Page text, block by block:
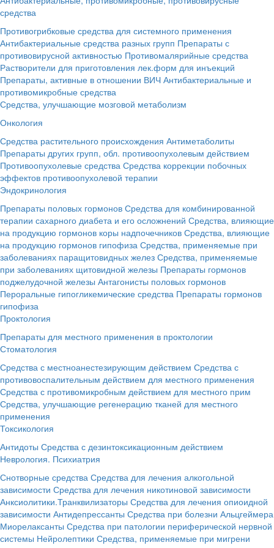
средства
Противогрибковые средства для системного применения
Антибактериальные средства разных групп Препараты с
противовирусной активностью Противомалярийные средства
Растворители для приготовления лек.форм для инъекций
Препараты, активные в отношении ВИЧ Антибактериальные и
противомикробные средства
Средства, улучшающие мозговой метаболизм
Онкология
Средства растительного происхождения Антиметаболиты
Препараты других групп, обл. противоопухолевым действием
Противоопухолевые средства Средства коррекции побочных
эффектов противоопухолевой терапии
Эндокринология
Препараты половых гормонов Средства для комбинированной
терапии сахарного диабета и его осложнений Средства, влияющие
на продукцию гормонов коры надпочечников Средства, влияющие
на продукцию гормонов гипофиза Средства, применяемые при
заболеваниях паращитовидных желез Средства, применяемые
при заболеваниях щитовидной железы Препараты гормонов
поджелудочной железы Антагонисты половых гормонов
Пероральные гипогликемические средства Препараты гормонов
гипофиза
Проктология
Препараты для местного применения в проктологии
Стоматология
Средства с местноанестезирующим действием Средства с
противовоспалительным действием для местного применения
Средства с противомикробным действием для местного прим
Средства, улучшающие регенерацию тканей для местного
применения
Токсикология
Антидоты Средства с дезинтоксикационным действием
Неврология. Психиатрия
Снотворные средства Средства для лечения алкогольной
зависимости Средства для лечения никотиновой зависимости
Анксиолитики.Транквилизаторы Средства для лечения опиоидной
зависимости Антидепрессанты Средства при болезни Альцгеймера
Миорелаксанты Средства при патологии периферической нервной
системы Нейролептики Средства, применяемые при мигрени